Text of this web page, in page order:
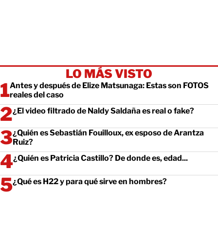
LO MÁS VISTO
Antes y después de Elize Matsunaga: Estas son FOTOS
reales del caso
¿El video filtrado de Naldy Saldaña es real o fake?
¿Quién es Sebastián Fouilloux, ex esposo de Arantza
Ruiz?
¿Quién es Patricia Castillo? De donde es, edad...
¿Qué es H22 y para qué sirve en hombres?